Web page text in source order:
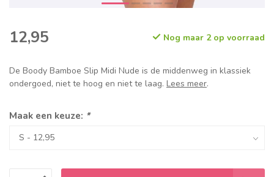
12,95 Nog maar 2 op voorraad
De Boody Bamboe Slip Midi Nude is de middenweg in klassiek
ondergoed, niet te hoog en niet te laag. Lees meer.
Maak een keuze: *